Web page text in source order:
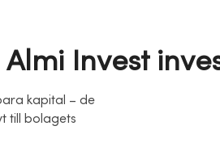
Invest
kapital – de
till bolagets